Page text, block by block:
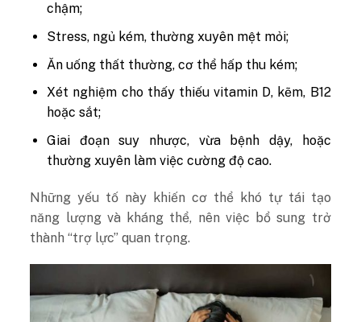
chậm;
Stress, ngủ kém, thường xuyên mệt mỏi;
Ăn uống thất thường, cơ thể hấp thu kém;
Xét nghiệm cho thấy thiếu vitamin D, kẽm, B12
hoặc sắt;
Giai đoạn suy nhược, vừa bệnh dậy, hoặc
thường xuyên làm việc cường độ cao.
Những yếu tố này khiến cơ thể khó tự tái tạo
năng lượng và kháng thể, nên việc bổ sung trở
thành “trợ lực” quan trọng.